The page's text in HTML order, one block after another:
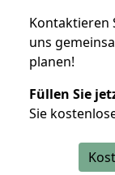
Kontaktieren
uns
planen!
Füllen Sie
Sie